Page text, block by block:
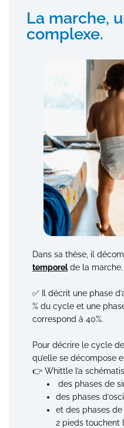
La marche,
complexe.
Dans sa thèse, il
temporelde la marche.
✅ Il décrit une phase
% du cycle et une
correspond à 40%.
Pour décrire le cycle
qu’elle se décompose
👉 Whittle l’a
des phases de
des phases
et des phases
2 pieds touchent